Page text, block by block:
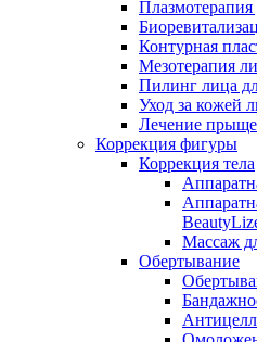
Контурная
Мезотерапия
Пилинг лица
Уход за кожей
Лечение
Коррекция фигуры
Коррекция тела
Массаж
Обертывание